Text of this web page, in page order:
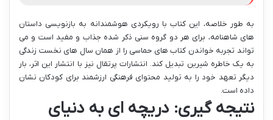
به طور خلاصه، این کتاب با رویکردی هوشمندانه به بازنویسی داستان
های شاهنامه، برای هر دو گروه سنی ذکر شده جذاب و مفید است و می
تواند تجربه خواندن کتاب های حماسی را از همان سال های نخست زندگی
به یک خاطره شیرین تبدیل کند. انتشارات پرتقال نیز با انتشار این اثر، بار
دیگر تعهد خود را به تولید محتوای فرهنگی ارزشمند برای کودکان نشان
داده است.
نتیجه گیری: دریچه ای به دنیای